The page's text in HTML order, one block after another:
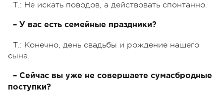
Т.: Не искать поводов, а действовать спонтанно.
– У вас есть семейные праздники?
Т.: Конечно, день свадьбы и рождение нашего
сына.
– Сейчас вы уже не совершаете сумасбродные
поступки?